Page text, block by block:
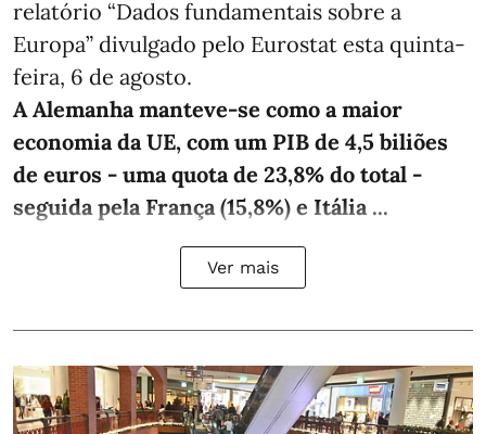
relatório “Dados fundamentais sobre a
Europa” divulgado pelo Eurostat esta quinta-
feira, 6 de agosto.
A Alemanha manteve‑se como a maior
economia da UE, com um PIB de 4,5 biliões
de euros - uma quota de 23,8% do total -
seguida pela França (15,8%) e Itália ...
Ver mais